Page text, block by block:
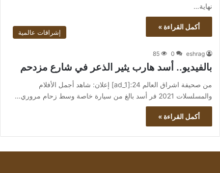
نهاية…
أكمل القراءة »
إشراقات عالمية
eshrag
0
85
بالفيديو.. أسد هارب يثير الذعر في شارع مزدحم
من صحيفة اشراق العالم 24:[ad_1] إعلان: شاهد أجمل الأفلام
والمسلسلات 2021 فر أسد بالغ من سيارة خاصة وسط زحام مروري…
أكمل القراءة »